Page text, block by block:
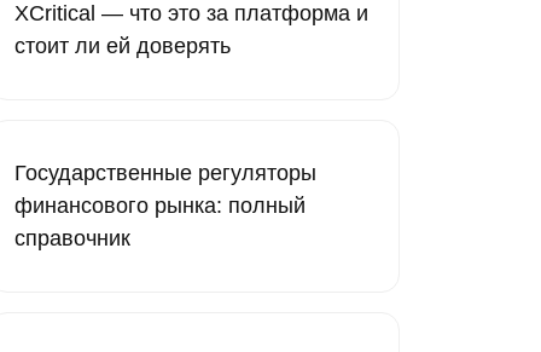
XCritical — что это за платформа и
стоит ли ей доверять
Государственные регуляторы
финансового рынка: полный
справочник